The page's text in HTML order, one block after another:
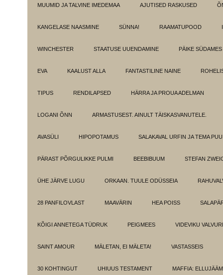
MUUMID JA TALVINE IMEDEMAA AJUTISED RASKUSED
KANGELASE NAASMINE SÜNNA! RAAMATUPOOD
WINCHESTER STAATUSE UUENDAMINE PÄIKE SÜDAMES
EVA KAALUST ALLA FANTASTILINE NAINE
TIPUS RENDILAPSED HÄRRA JA PROUA ADELMAN
LOGANI ÕNN ARMASTUSEST. AINULT TÄISKASVANUTELE.
AVASÜLI HIPOPOTAMUS SALAKAVAL URFIN JA TEMA
PÄRAST PÕRGULIKKE PULMI BEEBIBUUM STEFAN
ÜHE JÄRVE LUGU ORKAAN. TUULE ODÜSSEIA
28 PANFILOVLAST MAAVÄRIN HEA POISS
KÕIGI ANNETEGA TÜDRUK PEIGMEES VIDEVIKU
SAINT AMOUR MÄLETAN, EI MÄLETA! VASTASSEIS
30 KOHTINGUT UHIUUS TESTAMENT MAFFIA: